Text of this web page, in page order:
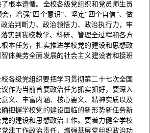
根本遵循。全校各级党组织和党员师生员
，增强“四个意识”、坚定“四个自信”、做
治判断力、政治领悟力、政治执行力，牢
实到我校教学、科研、管理全过程和各方
本任务，扎实推进学校党的建设和思想政
体美劳全面发展的社会主义建设者和接班
各级党组织要把学习贯彻第二十七次全国
作为当前首要政治任务抓实抓好，要深入
义、丰富内涵、核心要义、精神实质以及
把握学校党的建设面临的新形势新任务新
的建设和思想政治工作。要着力健全学校
建工作政治责任，增强基层党组织政治功